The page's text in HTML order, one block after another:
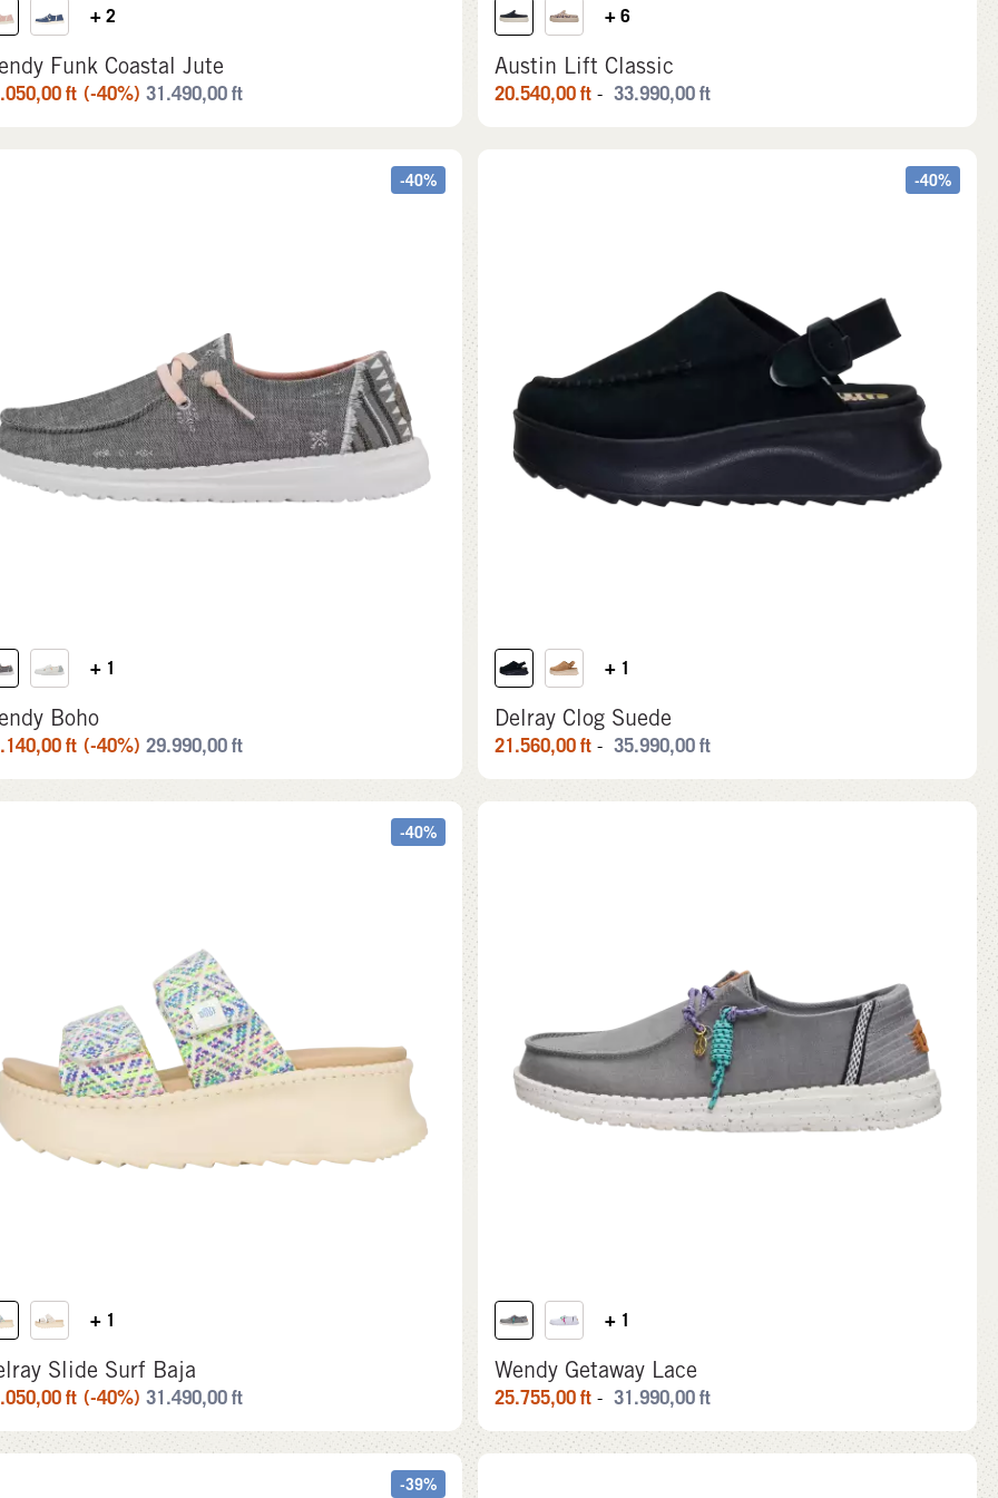
+ 2
Funk Coastal Jute
ft (-40%) 31.490,00ft
+ 6
Austin Lift Classic
20.540,00ft - 33.990,00ft
-40%
+ 1
Boho
ft (-40%) 29.990,00ft
-40%
+ 1
Delray Clog Suede
21.560,00ft - 35.990,00ft
-40%
+ 1
Slide Surf Baja
ft (-40%) 31.490,00ft
+ 1
Wendy Getaway Lace
25.755,00ft - 31.990,00ft
-39%